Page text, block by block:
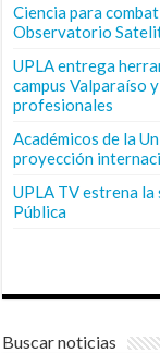
Ciencia para
Observatorio
UPLA entrega
campus Valparaíso
profesionales
Académicos de la
proyección
UPLA TV estrena la
Pública
Buscar noticias